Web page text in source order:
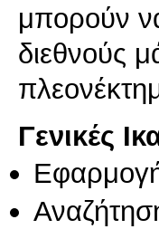
μπορούν
διεθνούς
Γενικές